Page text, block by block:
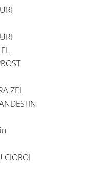
ZEL
CIOROI